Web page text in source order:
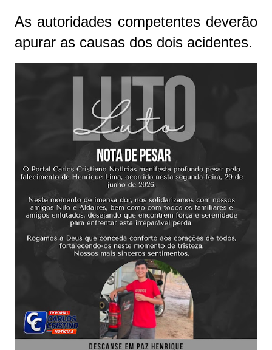
As autoridades competentes deverão
apurar as causas dos dois acidentes.